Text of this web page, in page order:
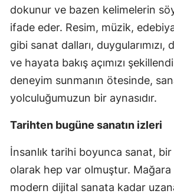
dokunur ve bazen kelimelerin
ifade eder. Resim, müzik,
gibi sanat dalları, duygularımızı,
ve hayata bakış açımızı
deneyim sunmanın ötesinde,
yolculuğumuzun bir aynasıdır.
Tarihten bugüne sanatın izleri
İnsanlık tarihi boyunca sanat,
olarak hep var olmuştur.
modern dijital sanata kadar